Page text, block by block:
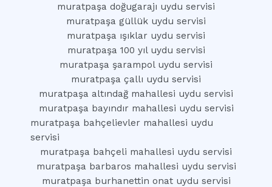
muratpaşa doğugarajı uydu servisi
muratpaşa güllük uydu servisi
muratpaşa ışıklar uydu servisi
muratpaşa 100 yıl uydu servisi
muratpaşa şarampol uydu servisi
muratpaşa çallı uydu servisi
muratpaşa altındağ mahallesi uydu servisi
muratpaşa bayındır mahallesi uydu servisi
muratpaşa bahçelievler mahallesi uydu
servisi
muratpaşa bahçeli mahallesi uydu servisi
muratpaşa barbaros mahallesi uydu servisi
muratpaşa burhanettin onat uydu servisi